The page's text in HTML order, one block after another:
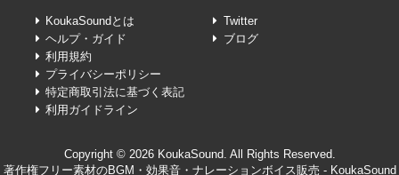
KoukaSoundとは
ヘルプ・ガイド
利用規約
プライバシーポリシー
特定商取引法に基づく表記
利用ガイドライン
Twitter
ブログ
Copyright ©︎ 2026 KoukaSound. All Rights Reserved.
著作権フリー素材のBGM・効果音・ナレーションボイス販売 - KoukaSound